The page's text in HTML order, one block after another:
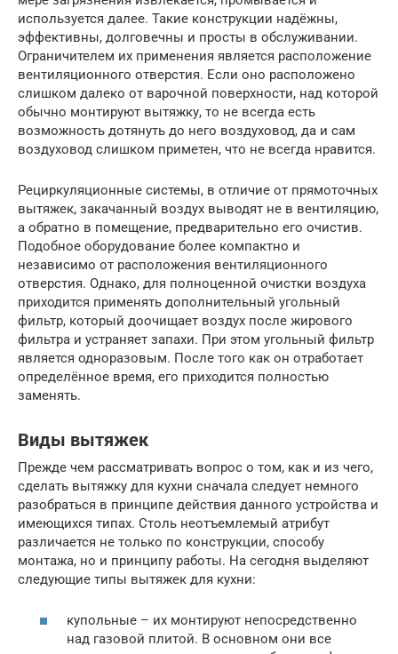
используется далее. Такие конструкции надёжны,
эффективны, долговечны и просты в обслуживании.
Ограничителем их применения является расположение
вентиляционного отверстия. Если оно расположено
слишком далеко от варочной поверхности, над которой
обычно монтируют вытяжку, то не всегда есть
возможность дотянуть до него воздуховод, да и сам
воздуховод слишком приметен, что не всегда нравится.
Рециркуляционные системы, в отличие от прямоточных
вытяжек, закачанный воздух выводят не в вентиляцию,
а обратно в помещение, предварительно его очистив.
Подобное оборудование более компактно и
независимо от расположения вентиляционного
отверстия. Однако, для полноценной очистки воздуха
приходится применять дополнительный угольный
фильтр, который доочищает воздух после жирового
фильтра и устраняет запахи. При этом угольный фильтр
является одноразовым. После того как он отработает
определённое время, его приходится полностью
заменять.
Виды вытяжек
Прежде чем рассматривать вопрос о том, как и из чего,
сделать вытяжку для кухни сначала следует немного
разобраться в принципе действия данного устройства и
имеющихся типах. Столь неотъемлемый атрибут
различается не только по конструкции, способу
монтажа, но и принципу работы. На сегодня выделяют
следующие типы вытяжек для кухни:
купольные – их монтируют непосредственно
над газовой плитой. В основном они все